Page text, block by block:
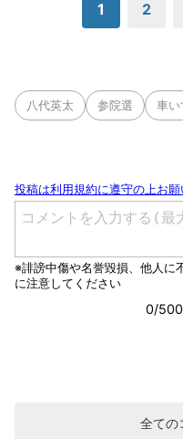
1 2
八代英太 参院選 車い
全ての